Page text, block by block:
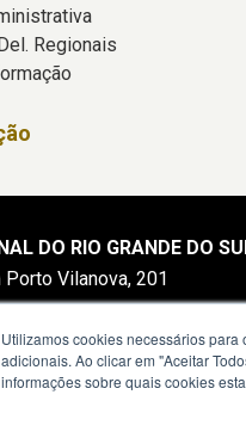
Regionais
DO RIO GRANDE DO
Porto Vilanova, 201
- RS -
mapa
Utilizamos cookies necessários
adicionais. Ao clicar em "Aceitar
informações sobre quais cookies